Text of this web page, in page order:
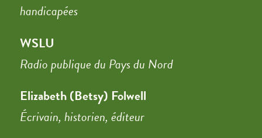
handicapées
WSLU
Radio publique du Pays du Nord
Elizabeth (Betsy) Folwell
Écrivain, historien, éditeur